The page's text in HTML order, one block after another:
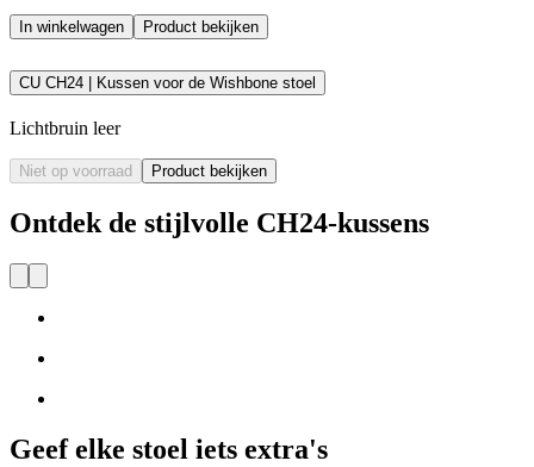
In winkelwagen Product bekijken
CU CH24 | Kussen voor de Wishbone stoel
Lichtbruin leer
Niet op voorraad Product bekijken
Ontdek de stijlvolle CH24-kussens
Geef elke stoel iets extra's